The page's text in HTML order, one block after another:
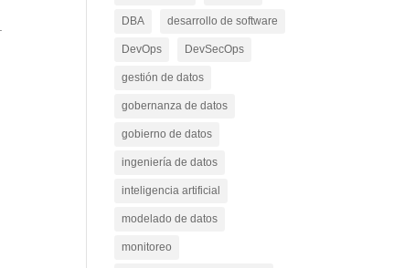
DBA desarrollo de software
DevOps DevSecOps
gestión de datos
gobernanza de datos
gobierno de datos
ingeniería de datos
inteligencia artificial
modelado de datos
monitoreo